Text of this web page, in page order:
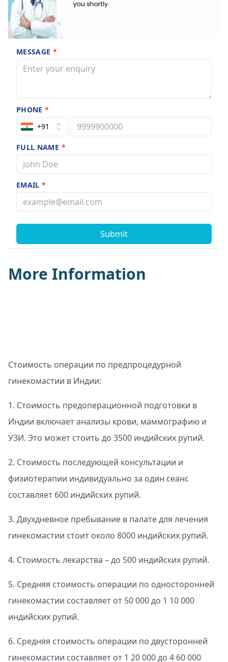
MESSAGE *
PHONE*
+91
FULL NAME *
EMAIL*
Submit
More Information
Стоимость операции по предпроцедурной
гинекомастии в Индии:
1. Стоимость предоперационной подготовки в
Индии включает анализы крови, маммографию и
УЗИ. Это может стоить до 3500 индийских рупий.
2. Стоимость последующей консультации и
физиотерапии индивидуально за один сеанс
составляет 600 индийских рупий.
3. Двухдневное пребывание в палате для лечения
гинекомастии стоит около 8000 индийских рупий.
4. Стоимость лекарства – до 500 индийских рупий.
5. Средняя стоимость операции по односторонней
гинекомастии составляет от 50 000 до 1 10 000
индийских рупий.
6. Средняя стоимость операции по двусторонней
гинекомастии составляет от 1 20 000 до 4 60 000